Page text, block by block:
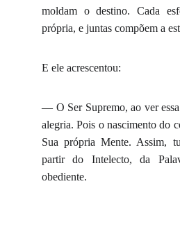
moldam o destino. Cada
própria, e juntas compõem a
E ele acrescentou:
— O Ser Supremo, ao ver
alegria. Pois o nascimento do
Sua própria Mente. Assim,
partir do Intelecto, da
obediente.